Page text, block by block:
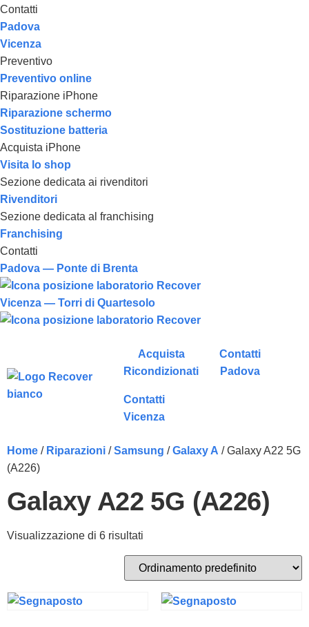
Contatti
Padova
Vicenza
Preventivo
Preventivo online
Riparazione iPhone
Riparazione schermo
Sostituzione batteria
Acquista iPhone
Visita lo shop
Sezione dedicata ai rivenditori
Rivenditori
Sezione dedicata al franchising
Franchising
Contatti
Padova — Ponte di Brenta
Vicenza — Torri di Quartesolo
Acquista
Ricondizionati
Contatti
Padova
Contatti
Vicenza
Home / Riparazioni /Samsung /Galaxy A / Galaxy A22 5G
(A226)
Galaxy A22 5G (A226)
Visualizzazione di 6 risultati